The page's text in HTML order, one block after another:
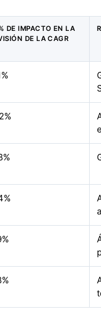
DE IMPACTO EN LA
DE LA CAGR